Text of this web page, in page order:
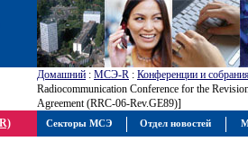
Домашний : МСЭ-R : Конференции и
Radiocommunication Conference for the
Agreement (RRC-06-Rev.GE89)]
Секторы МСЭ Отдел новостей